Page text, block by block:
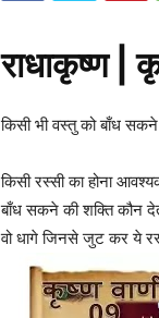
राधाकृष्ण |
किसी भी वस्तु को बाँध
किसी रस्सी का होना
बाँध सकने की शक्ति कौन
वो धागे जिनसे जुट कर ये